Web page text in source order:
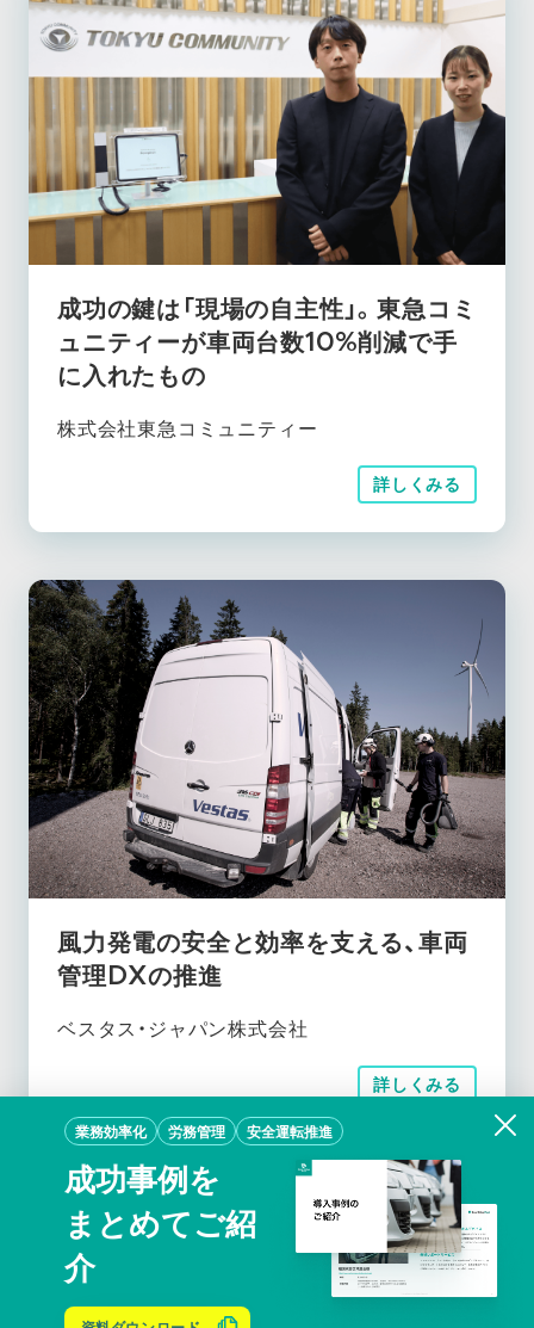
成功の鍵は「現場の自主性」。東急コミ
ュニティーが車両台数10%削減で手
に入れたもの
株式会社東急コミュニティー
詳しくみる
風力発電の安全と効率を支える、車両
管理DXの推進
ベスタス・ジャパン株式会社
詳しくみる
業務効率化 労務管理 安全運転推進
成功事例を
まとめてご紹
介